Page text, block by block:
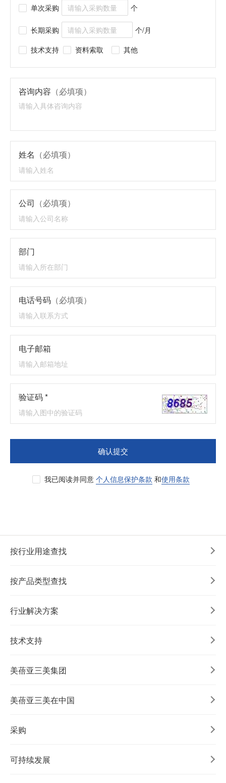
单次采购 个
长期采购
个/月
技术支持
资料索取 其他
咨询内容 （必填项）
姓名 （必填项）
公司 （必填项）
部门
电话号码 （必填项）
电子邮箱
验证码 *
确认提交
我已阅读并同意 个人信息保护条款 和使用条款
按行业用途查找
按产品类型查找
行业解决方案
技术支持
美蓓亚三美集团
美蓓亚三美在中国
采购
可持续发展